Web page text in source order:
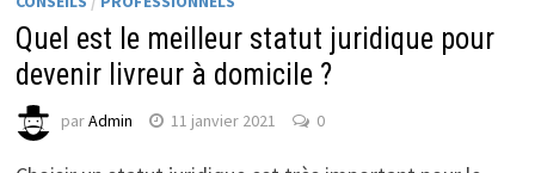
Quel est le meilleur statut juridique pour
devenir livreur à domicile ?
parAdmin 11 janvier 2021 0